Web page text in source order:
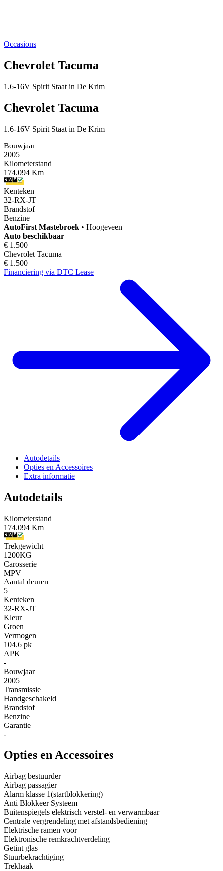
Occasions
Chevrolet Tacuma
1.6-16V Spirit Staat in De Krim
Chevrolet Tacuma
1.6-16V Spirit Staat in De Krim
Bouwjaar
2005
Kilometerstand
174.094 Km
Kenteken
32-RX-JT
Brandstof
Benzine
AutoFirst Mastebroek • Hoogeveen
Auto beschikbaar
€ 1.500
Chevrolet Tacuma
€ 1.500
Financiering via DTC Lease
Autodetails
Opties en Accessoires
Extra informatie
Autodetails
Kilometerstand
174.094 Km
Trekgewicht
1200KG
Carosserie
MPV
Aantal deuren
5
Kenteken
32-RX-JT
Kleur
Groen
Vermogen
104.6 pk
APK
-
Bouwjaar
2005
Transmissie
Handgeschakeld
Brandstof
Benzine
Garantie
-
Opties en Accessoires
Airbag bestuurder
Airbag passagier
Alarm klasse 1(startblokkering)
Anti Blokkeer Systeem
Buitenspiegels elektrisch verstel- en verwarmbaar
Centrale vergrendeling met afstandsbediening
Elektrische ramen voor
Elektronische remkrachtverdeling
Getint glas
Stuurbekrachtiging
Trekhaak